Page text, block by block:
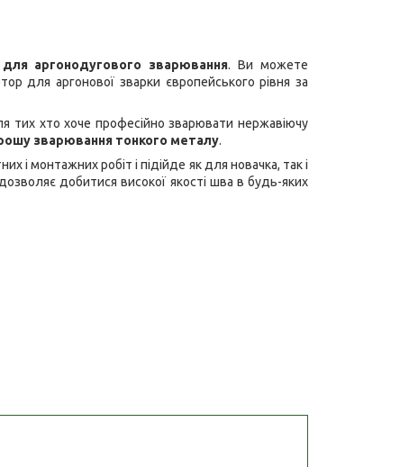
аргонодугового зварювання. Ви можете
для аргонової зварки європейського рівня за
тих хто хоче професійно зварювати нержавіючу
зварювання тонкого металу.
монтажних робіт і підійде як для новачка, так і
добитися високої якості шва в будь-яких